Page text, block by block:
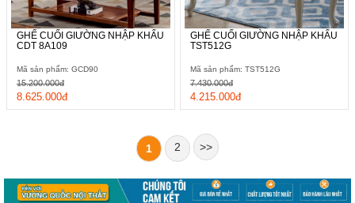
GHẾ CUỐI GIƯỜNG NHẬP KHẨU
CDT 8A109
Mã sản phẩm: GCD90
8.625.000đ
15.200.000đ
GHẾ CUỐI GIƯỜNG NHẬP KHẨU
TST512G
Mã sản phẩm: TST512G
4.215.000đ
7.430.000đ
1 2 >>